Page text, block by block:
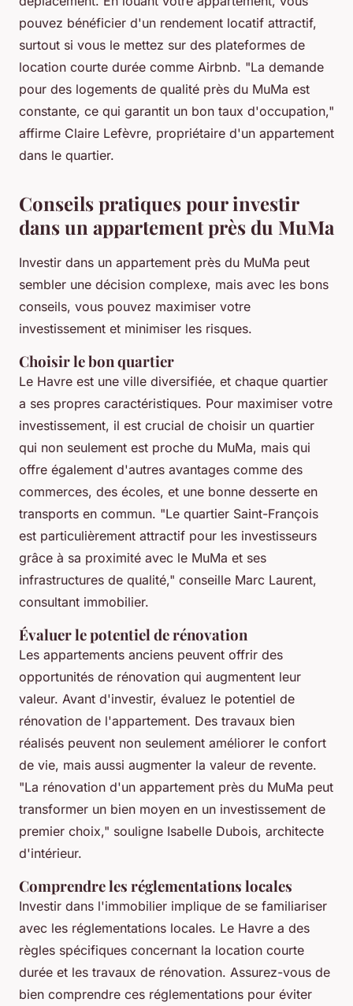
pouvez bénéficier d'un rendement locatif attractif,
surtout si vous le mettez sur des plateformes de
location courte durée comme Airbnb. "La demande
pour des logements de qualité près du MuMa est
constante, ce qui garantit un bon taux d'occupation,"
affirme Claire Lefèvre, propriétaire d'un appartement
dans le quartier.
Conseils pratiques pour investir
dans un appartement près du MuMa
Investir dans un appartement près du MuMa peut
sembler une décision complexe, mais avec les bons
conseils, vous pouvez maximiser votre
investissement et minimiser les risques.
Choisir le bon quartier
Le Havre est une ville diversifiée, et chaque quartier
a ses propres caractéristiques. Pour maximiser votre
investissement, il est crucial de choisir un quartier
qui non seulement est proche du MuMa, mais qui
offre également d'autres avantages comme des
commerces, des écoles, et une bonne desserte en
transports en commun. "Le quartier Saint-François
est particulièrement attractif pour les investisseurs
grâce à sa proximité avec le MuMa et ses
infrastructures de qualité," conseille Marc Laurent,
consultant immobilier.
Évaluer le potentiel de rénovation
Les appartements anciens peuvent offrir des
opportunités de rénovation qui augmentent leur
valeur. Avant d'investir, évaluez le potentiel de
rénovation de l'appartement. Des travaux bien
réalisés peuvent non seulement améliorer le confort
de vie, mais aussi augmenter la valeur de revente.
"La rénovation d'un appartement près du MuMa peut
transformer un bien moyen en un investissement de
premier choix," souligne Isabelle Dubois, architecte
d'intérieur.
Comprendre les réglementations locales
Investir dans l'immobilier implique de se familiariser
avec les réglementations locales. Le Havre a des
règles spécifiques concernant la location courte
durée et les travaux de rénovation. Assurez-vous de
bien comprendre ces réglementations pour éviter